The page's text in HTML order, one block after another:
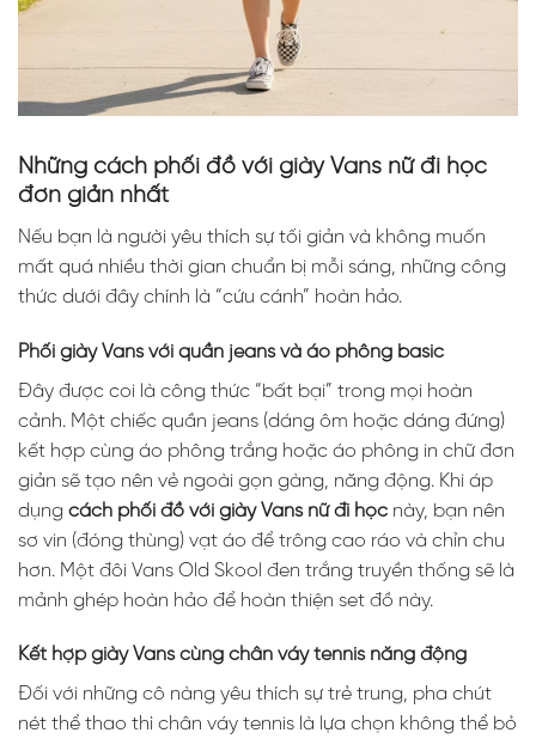
Những cách phối đồ với giày Vans nữ đi học
đơn giản nhất
Nếu bạn là người yêu thích sự tối giản và không muốn
mất quá nhiều thời gian chuẩn bị mỗi sáng, những công
thức dưới đây chính là “cứu cánh” hoàn hảo.
Phối giày Vans với quần jeans và áo phông basic
Đây được coi là công thức “bất bại” trong mọi hoàn
cảnh. Một chiếc quần jeans (dáng ôm hoặc dáng đứng)
kết hợp cùng áo phông trắng hoặc áo phông in chữ đơn
giản sẽ tạo nên vẻ ngoài gọn gàng, năng động. Khi áp
dụng cách phối đồ với giày Vans nữ đi học này, bạn nên
sơ vin (đóng thùng) vạt áo để trông cao ráo và chỉn chu
hơn. Một đôi Vans Old Skool đen trắng truyền thống sẽ là
mảnh ghép hoàn hảo để hoàn thiện set đồ này.
Kết hợp giày Vans cùng chân váy tennis năng động
Đối với những cô nàng yêu thích sự trẻ trung, pha chút
nét thể thao thì chân váy tennis là lựa chọn không thể bỏ